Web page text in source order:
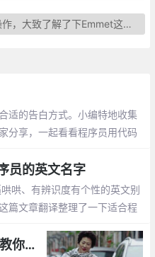
大致了解了下Emmet这个神器
适的告白方式。小编特地收集
分享，一起看看程序员用代码
员的英文名字
哄、有辨识度有个性的英文别
篇文章翻译整理了一下适合程
如何撩一个程序员_ 老司机教你怎么追程序员